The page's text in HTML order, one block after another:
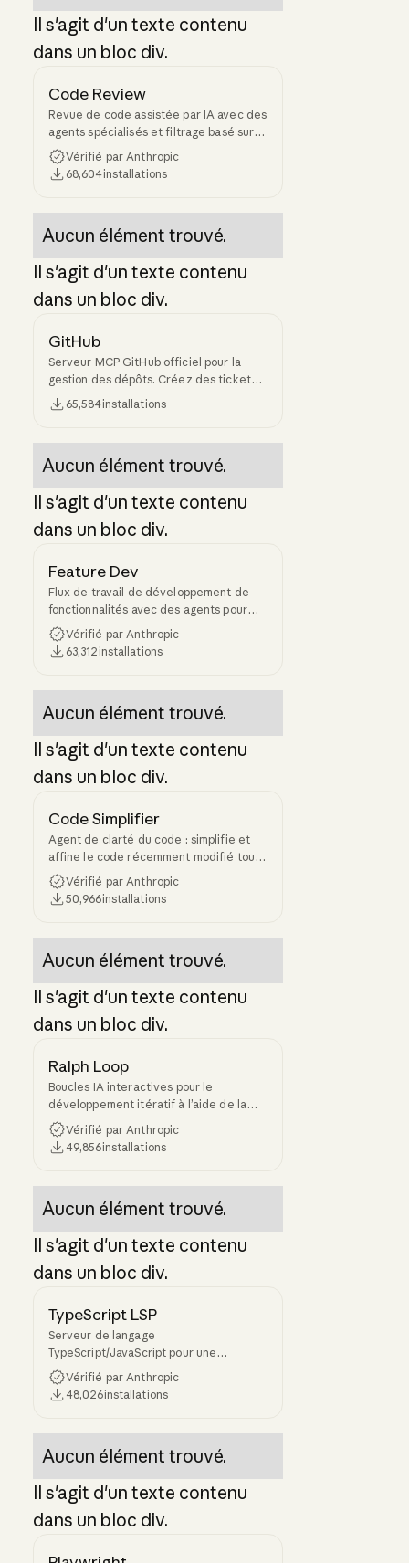
Il s'agit d'un texte contenu
dans un bloc div.
Code Review
Revue de code assistée par IA avec des
agents spécialisés et filtrage basé sur la
confiance pour les pull requests
Vérifié par Anthropic
68,604installations
Aucun élément trouvé.
Il s'agit d'un texte contenu
dans un bloc div.
GitHub
Serveur MCP GitHub officiel pour la
gestion des dépôts. Créez des tickets,
gérez les PR, faites des revues de
code, recherchez des dépôts et
65,584installations
Aucun élément trouvé.
Il s'agit d'un texte contenu
dans un bloc div.
Feature Dev
Flux de travail de développement de
fonctionnalités avec des agents pour
l'exploration, la conception et la révision
Vérifié par Anthropic
63,312 installations
Aucun élément trouvé.
Il s'agit d'un texte contenu
dans un bloc div.
Code Simplifier
Agent de clarté du code : simplifie et
affine le code récemment modifié tout
en préservant sa fonctionnalité et sa
cohérence.
Vérifié par Anthropic
50,966installations
Aucun élément trouvé.
Il s'agit d'un texte contenu
dans un bloc div.
Ralph Loop
Boucles IA interactives pour le
développement itératif à l’aide de la
technique Ralph Wiggum : Claude
travaille de manière répétée sur des
tâches, en consultant les travaux
Vérifié par Anthropic
49,856installations
Aucun élément trouvé.
Il s'agit d'un texte contenu
dans un bloc div.
TypeScript LSP
Serveur de langage
TypeScript/JavaScript pour une
intelligence de code améliorée
Vérifié par Anthropic
48,026installations
Aucun élément trouvé.
Il s'agit d'un texte contenu
dans un bloc div.